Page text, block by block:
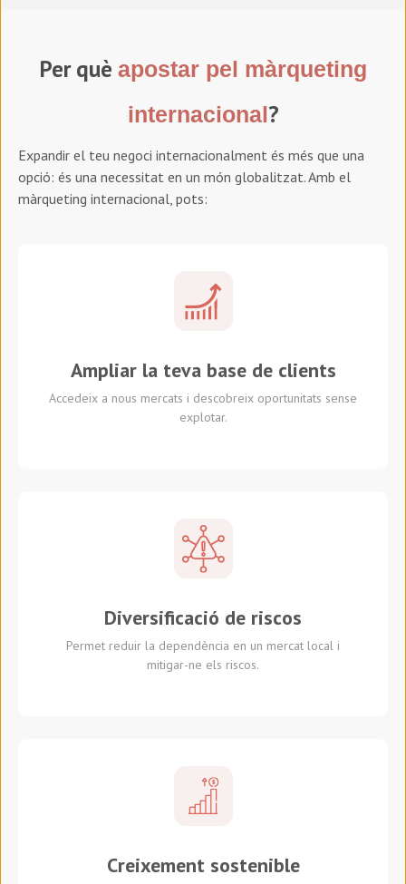
Per què apostar pel màrqueting
internacional?
Expandir el teu negoci internacionalment és més que una
opció: és una necessitat en un món globalitzat. Amb el
màrqueting internacional, pots:
Ampliar la teva base de clients
Accedeix a nous mercats i descobreix oportunitats sense
explotar.
Diversificació de riscos
Permet reduir la dependència en un mercat local i
mitigar-ne els riscos.
Creixement sostenible